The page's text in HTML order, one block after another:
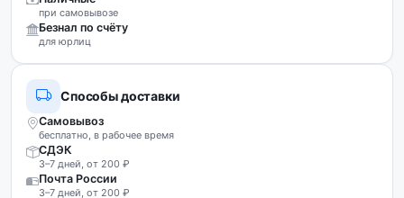
при самовывозе
Безнал по счёту
для юрлиц
Способы доставки
Самовывоз
бесплатно, в рабочее время
СДЭК
3–7 дней, от 200 ₽
Почта России
3–7 дней, от 200 ₽